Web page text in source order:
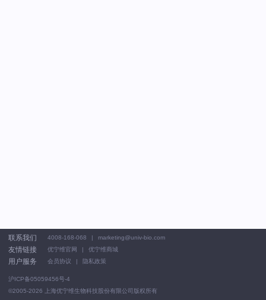
联系我们 4008-168-068 marketing@univ-bio.com
友情链接 优宁维官网 优宁维商城
用户服务 会员协议 隐私政策
沪ICP备05059456号-4
©2005-2026 上海优宁维生物科技股份有限公司版权所有